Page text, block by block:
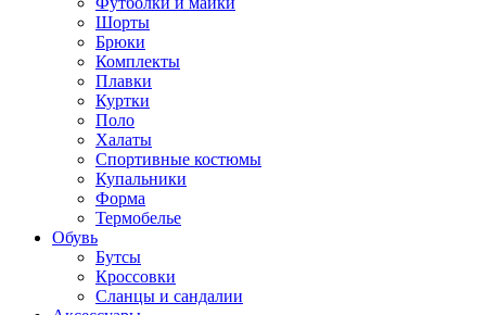
Шорты
Брюки
Комплекты
Плавки
Куртки
Поло
Халаты
Спортивные костюмы
Купальники
Форма
Термобелье
Обувь
Бутсы
Кроссовки
Сланцы и сандалии